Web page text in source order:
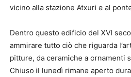
vicino alla stazione Atxuri e al
Dentro questo edificio del XVI
ammirare tutto ciò che riguarda
pitture, da ceramiche a ornamenti
Chiuso il lunedì rimane aperto